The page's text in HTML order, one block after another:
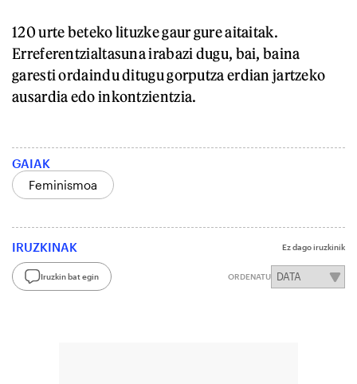
120 urte beteko lituzke gaur gure aitaitak.
Erreferentzialtasuna irabazi dugu, bai, baina
garesti ordaindu ditugu gorputza erdian jartzeko
ausardia edo inkontzientzia.
GAIAK
Feminismoa
IRUZKINAK Ez dago iruzkinik
Iruzkin bat egin ORDENATU